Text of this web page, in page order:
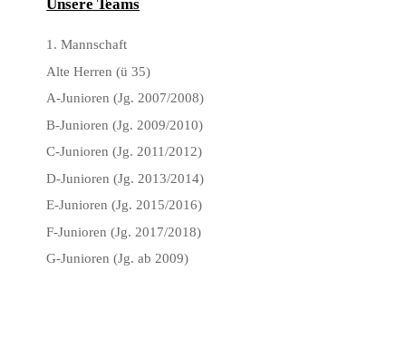
Unsere Teams
1. Mannschaft
Alte Herren (ü 35)
A-Junioren (Jg. 2007/2008)
B-Junioren (Jg. 2009/2010)
C-Junioren (Jg. 2011/2012)
D-Junioren (Jg. 2013/2014)
E-Junioren (Jg. 2015/2016)
F-Junioren (Jg. 2017/2018)
G-Junioren (Jg. ab 2009)